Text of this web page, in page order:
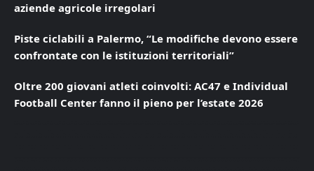
aziende agricole irregolari
Piste ciclabili a Palermo, “Le modifiche devono essere
confrontate con le istituzioni territoriali”
Oltre 200 giovani atleti coinvolti: AC47 e Individual
Football Center fanno il pieno per l’estate 2026